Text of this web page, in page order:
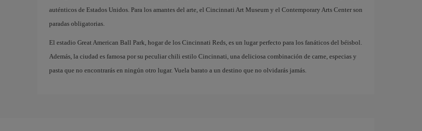
auténticos de Estados Unidos. Para los amantes del arte, el Cincinnati Art Museum y el Contemporary Arts Center son
paradas obligatorias.
El estadio Great American Ball Park, hogar de los Cincinnati Reds, es un lugar perfecto para los fanáticos del béisbol.
Además, la ciudad es famosa por su peculiar chili estilo Cincinnati, una deliciosa combinación de carne, especias y
pasta que no encontrarás en ningún otro lugar. Vuela barato a un destino que no olvidarás jamás.